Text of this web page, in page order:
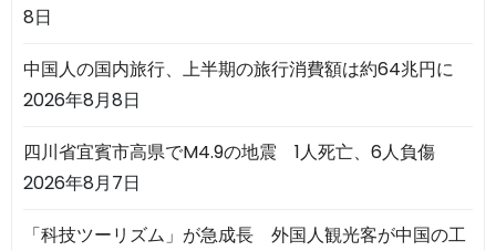
8日
中国人の国内旅行、上半期の旅行消費額は約64兆円に
2026年8月8日
四川省宜賓市高県でM4.9の地震 1人死亡、6人負傷
2026年8月7日
「科技ツーリズム」が急成長 外国人観光客が中国の工